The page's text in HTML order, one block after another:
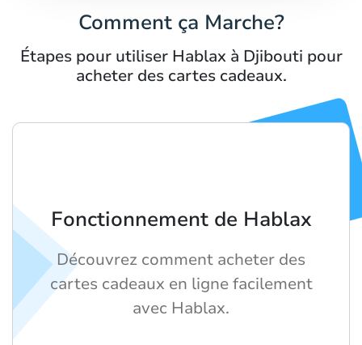
Comment ça Marche?
Étapes pour utiliser Hablax à Djibouti pour
acheter des cartes cadeaux.
Fonctionnement de Hablax
Découvrez comment acheter des
cartes cadeaux en ligne facilement
avec Hablax.